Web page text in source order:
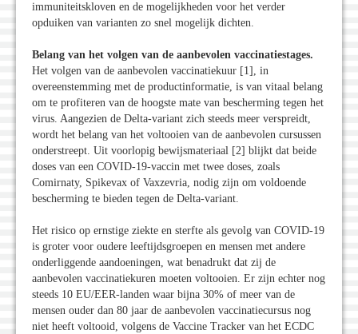
immuniteitskloven en de mogelijkheden voor het verder
opduiken van varianten zo snel mogelijk dichten.
Belang van het volgen van de aanbevolen vaccinatiestages.
Het volgen van de aanbevolen vaccinatiekuur [1], in
overeenstemming met de productinformatie, is van vitaal belang
om te profiteren van de hoogste mate van bescherming tegen het
virus. Aangezien de Delta-variant zich steeds meer verspreidt,
wordt het belang van het voltooien van de aanbevolen cursussen
onderstreept. Uit voorlopig bewijsmateriaal [2] blijkt dat beide
doses van een COVID-19-vaccin met twee doses, zoals
Comirnaty, Spikevax of Vaxzevria, nodig zijn om voldoende
bescherming te bieden tegen de Delta-variant.
Het risico op ernstige ziekte en sterfte als gevolg van COVID-19
is groter voor oudere leeftijdsgroepen en mensen met andere
onderliggende aandoeningen, wat benadrukt dat zij de
aanbevolen vaccinatiekuren moeten voltooien. Er zijn echter nog
steeds 10 EU/EER-landen waar bijna 30% of meer van de
mensen ouder dan 80 jaar de aanbevolen vaccinatiecursus nog
niet heeft voltooid, volgens de Vaccine Tracker van het ECDC